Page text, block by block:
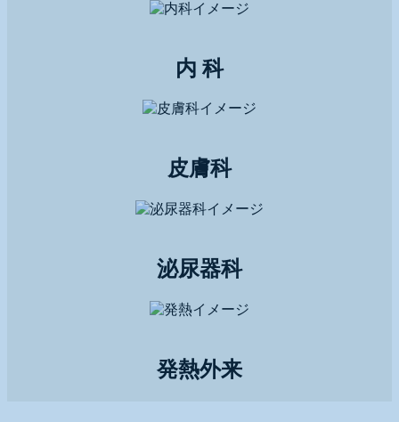
内 科
皮膚科
泌尿器科
発熱外来